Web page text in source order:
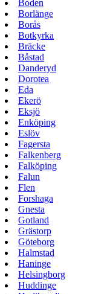
Boden
Borlänge
Borås
Botkyrka
Bräcke
Båstad
Danderyd
Dorotea
Eda
Ekerö
Eksjö
Enköping
Eslöv
Fagersta
Falkenberg
Falköping
Falun
Flen
Forshaga
Gnesta
Gotland
Grästorp
Göteborg
Halmstad
Haninge
Helsingborg
Huddinge